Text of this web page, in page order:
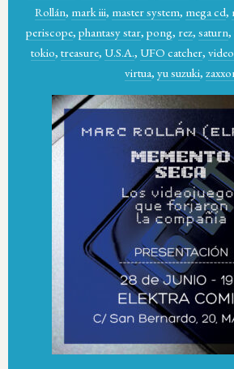
Rollán, mark iii, master system, mega cd,
periscope, phantasy star, pong, rez, saturn,
tokio, treasure, U.S.A., UFO catcher,
virtua, yu suzuki,